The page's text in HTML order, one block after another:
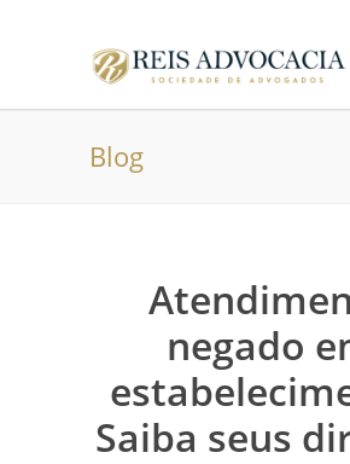
Blog
negado
Saiba seus